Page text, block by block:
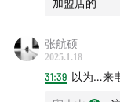
几米作品「Kiss &
草间弥生作品「花
【背景音乐】
加盟店的
张航硕
2025.1.18
31:39 以为…来